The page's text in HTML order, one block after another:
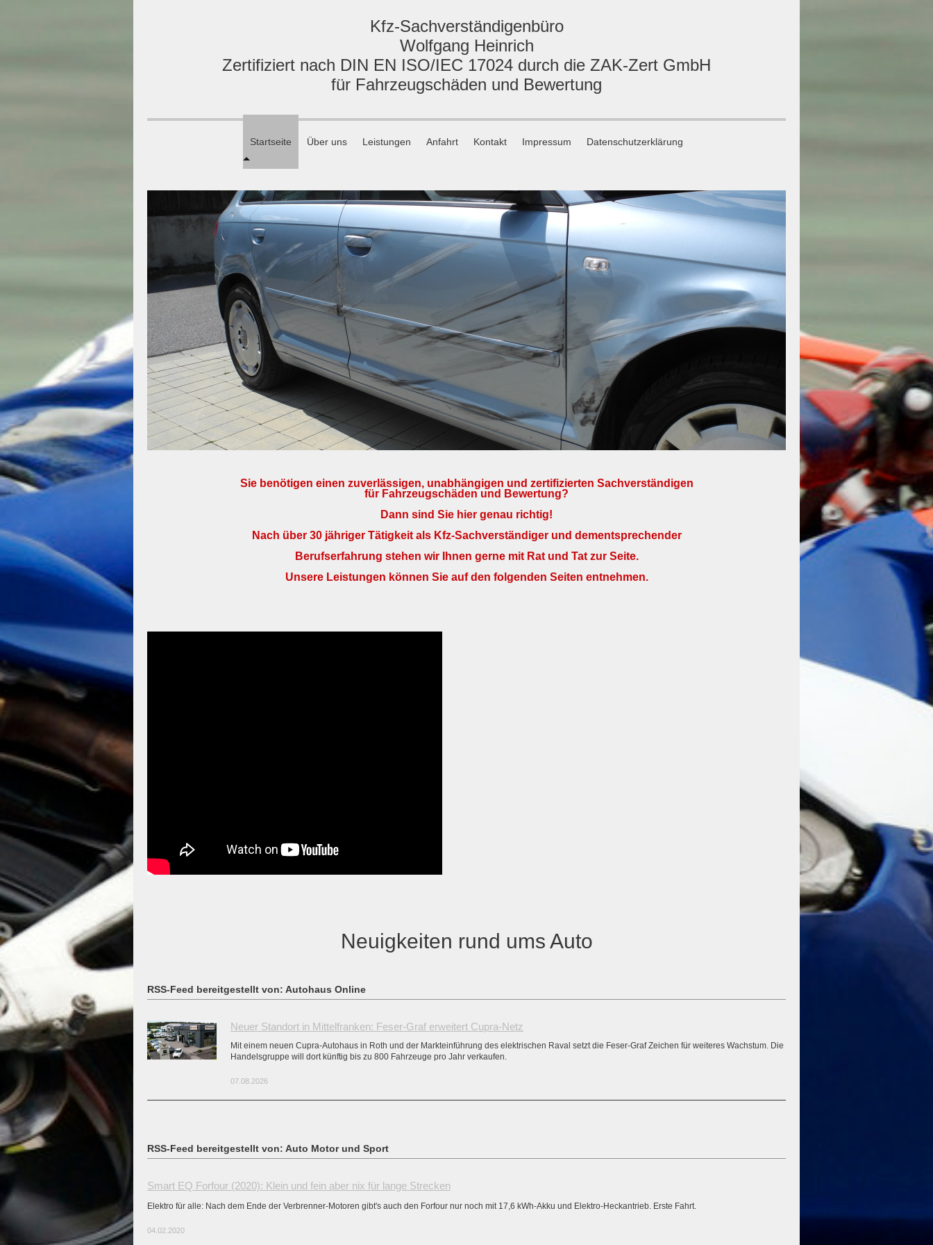
Kfz-Sachverständigenbüro
Wolfgang Heinrich
Zertifiziert nach DIN EN ISO/IEC 17024 durch die ZAK-Zert GmbH
für Fahrzeugschäden und Bewertung
Startseite Über uns Leistungen Anfahrt Kontakt Impressum Datenschutzerklärung
Sie benötigen einen zuverlässigen, unabhängigen und zertifizierten Sachverständigen
für Fahrzeugschäden und Bewertung?
Dann sind Sie hier genau richtig!
Nach über 30 jähriger Tätigkeit als Kfz-Sachverständiger und dementsprechender
Berufserfahrung stehen wir Ihnen gerne mit Rat und Tat zur Seite.
Unsere Leistungen können Sie auf den folgenden Seiten entnehmen.
Neuigkeiten rund ums Auto
RSS-Feed bereitgestellt von: Autohaus Online
Neuer Standort in Mittelfranken: Feser-Graf erweitert Cupra-Netz
Mit einem neuen Cupra-Autohaus in Roth und der Markteinführung des elektrischen Raval setzt die Feser-Graf Zeichen für weiteres Wachstum. Die
Handelsgruppe will dort künftig bis zu 800 Fahrzeuge pro Jahr verkaufen.
07.08.2026
RSS-Feed bereitgestellt von: Auto Motor und Sport
Smart EQ Forfour (2020): Klein und fein aber nix für lange Strecken
Elektro für alle: Nach dem Ende der Verbrenner-Motoren gibt's auch den Forfour nur noch mit 17,6 kWh-Akku und Elektro-Heckantrieb. Erste Fahrt.
04.02.2020